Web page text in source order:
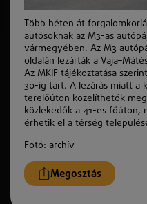
Több héten át
autósoknak az M3-as
vármegyében. Az M3
oldalán lezárták a
Az MKIF tájékoztatása
30-ig tart. A lezárás miatt a
terelőúton közelíthetők
közlekedők a 41-es főúton,
érhetik el a térség
Fotó: archív
Megosztás